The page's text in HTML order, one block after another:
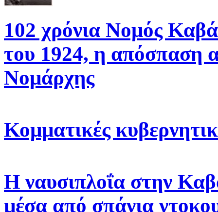
102 χρόνια Νομός
του 1924, η απόσπαση
Νομάρχης
Κομματικές
Η ναυσιπλοΐα στην
μέσα από σπάνια